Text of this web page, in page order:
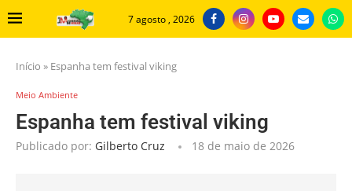
7 agosto , 2026
Início » Espanha tem festival viking
Meio Ambiente
Espanha tem festival viking
Publicado por: Gilberto Cruz 18 de maio de 2026